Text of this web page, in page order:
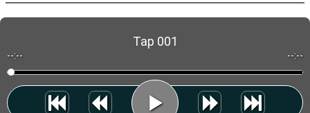
Tap 001
--:-- --:--